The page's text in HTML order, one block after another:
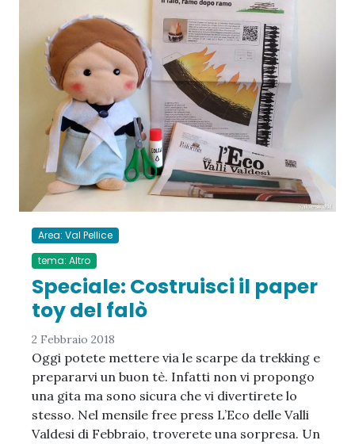
Area: Val Pellice
tema: Altro
Speciale: Costruisci il paper
toy del falò
2 Febbraio 2018
Oggi potete mettere via le scarpe da trekking e
prepararvi un buon tè. Infatti non vi propongo
una gita ma sono sicura che vi divertirete lo
stesso. Nel mensile free press L’Eco delle Valli
Valdesi di Febbraio, troverete una sorpresa. Un